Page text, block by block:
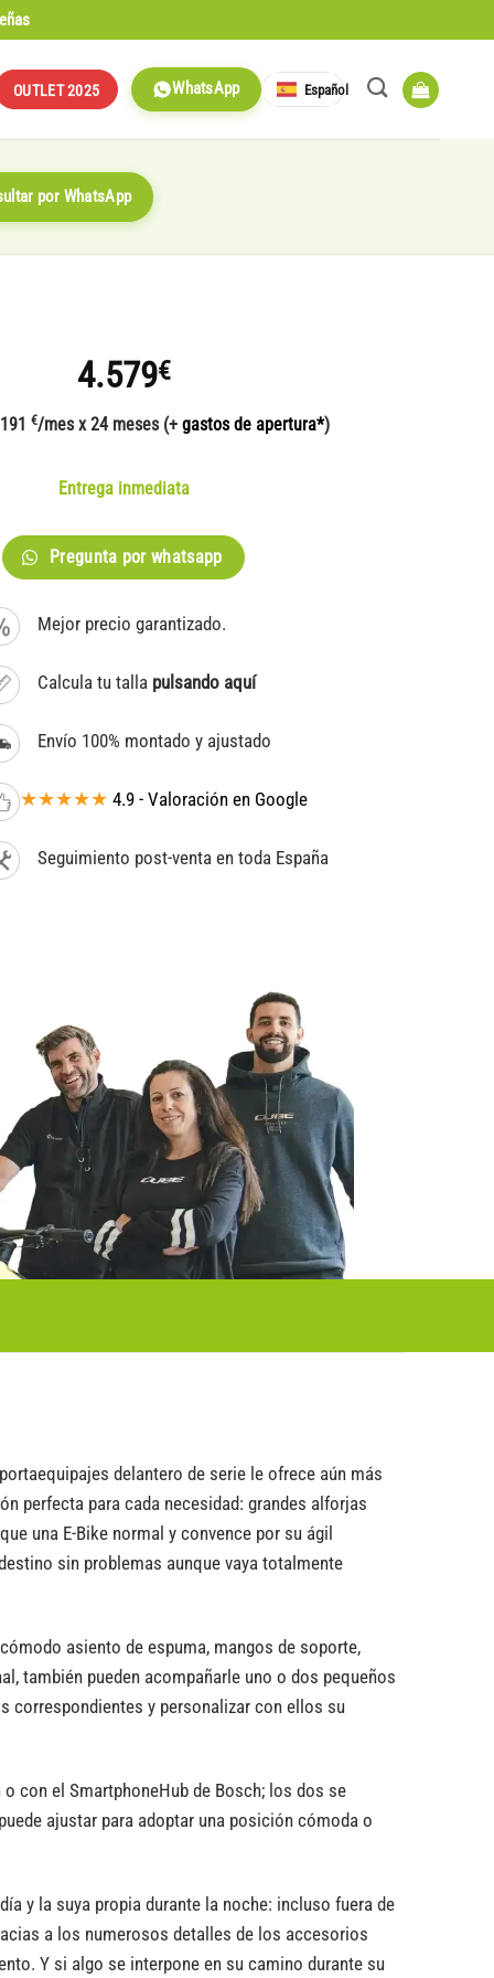
OUTLET 2025 WhatsApp Español
por WhatsApp
4.579€
€/mes x 24 meses (+ gastos de apertura*)
Entrega inmediata
Pregunta por whatsapp
Mejor precio garantizado.
Calcula tu talla pulsando aquí
Envío 100% montado y ajustado
★★★★★ 4.9 - Valoración en Google
Seguimiento post-venta en toda España
delantero de serie le ofrece aún más
perfecta para cada necesidad: grandes alforjas
una E-Bike normal y convence por su ágil
sin problemas aunque vaya totalmente
asiento de espuma, mangos de soporte,
también pueden acompañarle uno o dos pequeños
correspondientes y personalizar con ellos su
con el SmartphoneHub de Bosch; los dos se
ajustar para adoptar una posición cómoda o
y la suya propia durante la noche: incluso fuera de
a los numerosos detalles de los accesorios
Y si algo se interpone en su camino durante su